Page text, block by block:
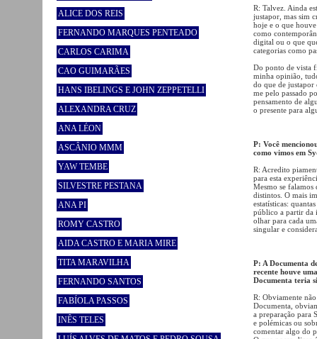
ALICE DOS REIS
FERNANDO MARQUES PENTEADO
CARLOS CARIMA
CAO GUIMARÃES
HANS IBELINGS E JOHN ZEPPETELLI
ALEXANDRA CRUZ
ANA LÉON
ASCÂNIO MMM
YAW TEMBE
SILVESTRE PESTANA
ANA PI
ROMY CASTRO
AIDA CASTRO E MARIA MIRE
TITA MARAVILHA
FERNANDO SANTOS
FABÍOLA PASSOS
INÊS TELES
R: Talvez. Ainda
justapor, mas sim
hoje e o que
como
digital ou o que
categorias como
Do ponto de vista
minha opinião,
do que de justapor
me pelo passado
pensamento de
o presente para
P: Você
como vimos em
R: Acredito
para esta
Mesmo se falamos
distintos. O mais
estatísticas:
público a partir da
olhar para cada
singular e
P: A Documenta
recente houve
Documenta teria
R: Obviamente
Documenta,
a preparação para
e polémicas ou
comentar algo do